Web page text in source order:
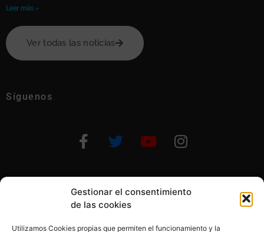
Gestionar el consentimiento
de las cookies
Utilizamos Cookies propias que permiten el funcionamiento y la
Leer más »
Ver todas las notícias
Síguenos
Otras formas de ayudar